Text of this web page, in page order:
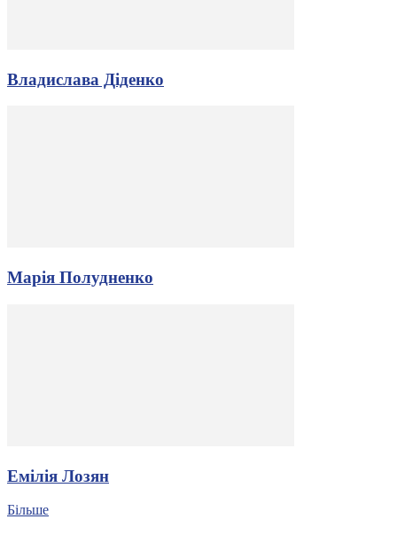
Владислава Діденко
Марія Полудненко
Емілія Лозян
Більше